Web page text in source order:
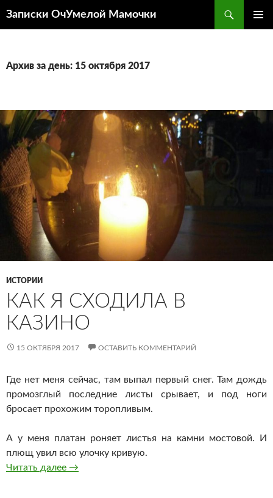
Записки ОчУмелой Мамочки
Архив за день: 15 октября 2017
ИСТОРИИ
КАК Я СХОДИЛА В
КАЗИНО
15 ОКТЯБРЯ 2017 ОСТАВИТЬ КОММЕНТАРИЙ
Где нет меня сейчас, там выпал первый снег. Там дождь
промозглый последние листы срывает, и под ноги
бросает прохожим торопливым.
А у меня платан роняет листья на камни мостовой. И
плющ увил всю улочку кривую.
Читать далее Как я сходила в казино
→